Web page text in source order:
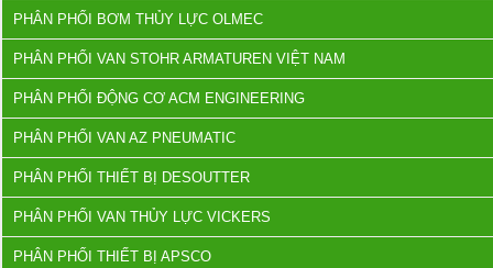
PHÂN PHỐI BƠM THỦY LỰC OLMEC
PHÂN PHỐI VAN STOHR ARMATUREN VIỆT NAM
PHÂN PHỐI ĐỘNG CƠ ACM ENGINEERING
PHÂN PHỐI VAN AZ PNEUMATIC
PHÂN PHỐI THIẾT BỊ DESOUTTER
PHÂN PHỐI VAN THỦY LỰC VICKERS
PHÂN PHỐI THIẾT BỊ APSCO